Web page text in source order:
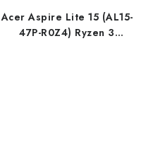
Acer Aspire Lite 15 (AL15-
47P-R0Z4) Ryzen 3